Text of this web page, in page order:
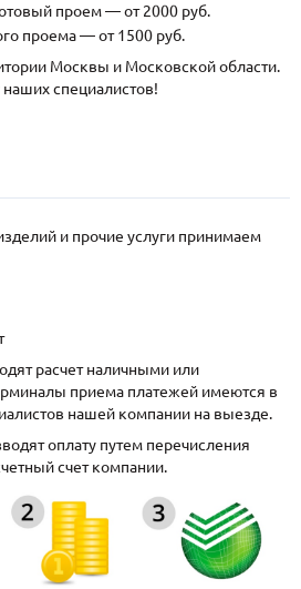
проем — от 2000 руб.
проема — от 1500 руб.
Москвы и Московской области.
специалистов!
и прочие услуги принимаем
расчет наличными или
приема платежей имеются в
нашей компании на выезде.
оплату путем перечисления
счет компании.